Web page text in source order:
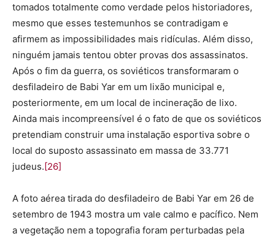
tomados totalmente como verdade pelos historiadores,
mesmo que esses testemunhos se contradigam e
afirmem as impossibilidades mais ridículas. Além disso,
ninguém jamais tentou obter provas dos assassinatos.
Após o fim da guerra, os soviéticos transformaram o
desfiladeiro de Babi Yar em um lixão municipal e,
posteriormente, em um local de incineração de lixo.
Ainda mais incompreensível é o fato de que os soviéticos
pretendiam construir uma instalação esportiva sobre o
local do suposto assassinato em massa de 33.771
judeus.[26]
A foto aérea tirada do desfiladeiro de Babi Yar em 26 de
setembro de 1943 mostra um vale calmo e pacífico. Nem
a vegetação nem a topografia foram perturbadas pela